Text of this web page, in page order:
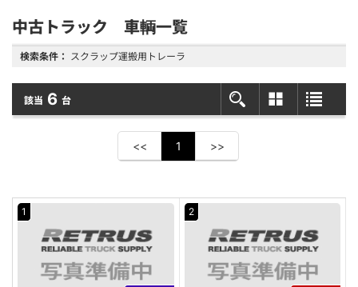
中古トラック 車輌一覧
検索条件： スクラップ運搬用トレーラ
該当 6 台
<< 1 >>
1 2